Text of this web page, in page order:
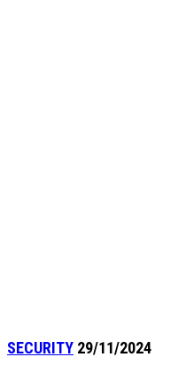
SECURITY 29/11/2024